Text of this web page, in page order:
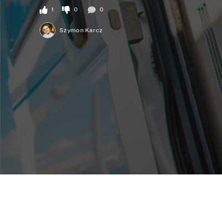
1 0 0
Szymon Karcz